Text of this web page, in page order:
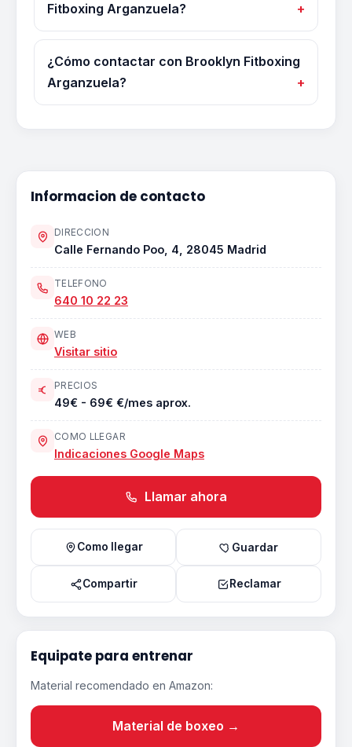
Fitboxing Arganzuela?
¿Cómo contactar con Brooklyn Fitboxing
Arganzuela?
Informacion de contacto
DIRECCION
Calle Fernando Poo, 4, 28045 Madrid
TELEFONO
640 10 22 23
WEB
Visitar sitio
PRECIOS
49€ - 69€ €/mes aprox.
COMO LLEGAR
Indicaciones Google Maps
Llamar ahora
Como llegar Guardar
Compartir Reclamar
Equipate para entrenar
Material recomendado en Amazon:
Material de boxeo →